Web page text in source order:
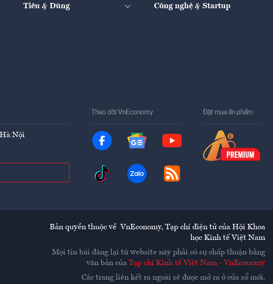
Tiêu & Dùng Công nghệ & Startup
Hà Nội
Theo dõi VnEconomy Đặt mua ấn phẩm
Bản quyền thuộc về VnEconomy, Tạp chí điện tử của Hội Khoa
học Kinh tế Việt Nam
Mọi tin bài đăng lại từ website này phải có sự chấp thuận bằng
văn bản của Tạp chí Kinh tế Việt Nam - VnEconomy
Các trang liên kết ra ngoài sẽ được mở ra ở cửa sổ mới.